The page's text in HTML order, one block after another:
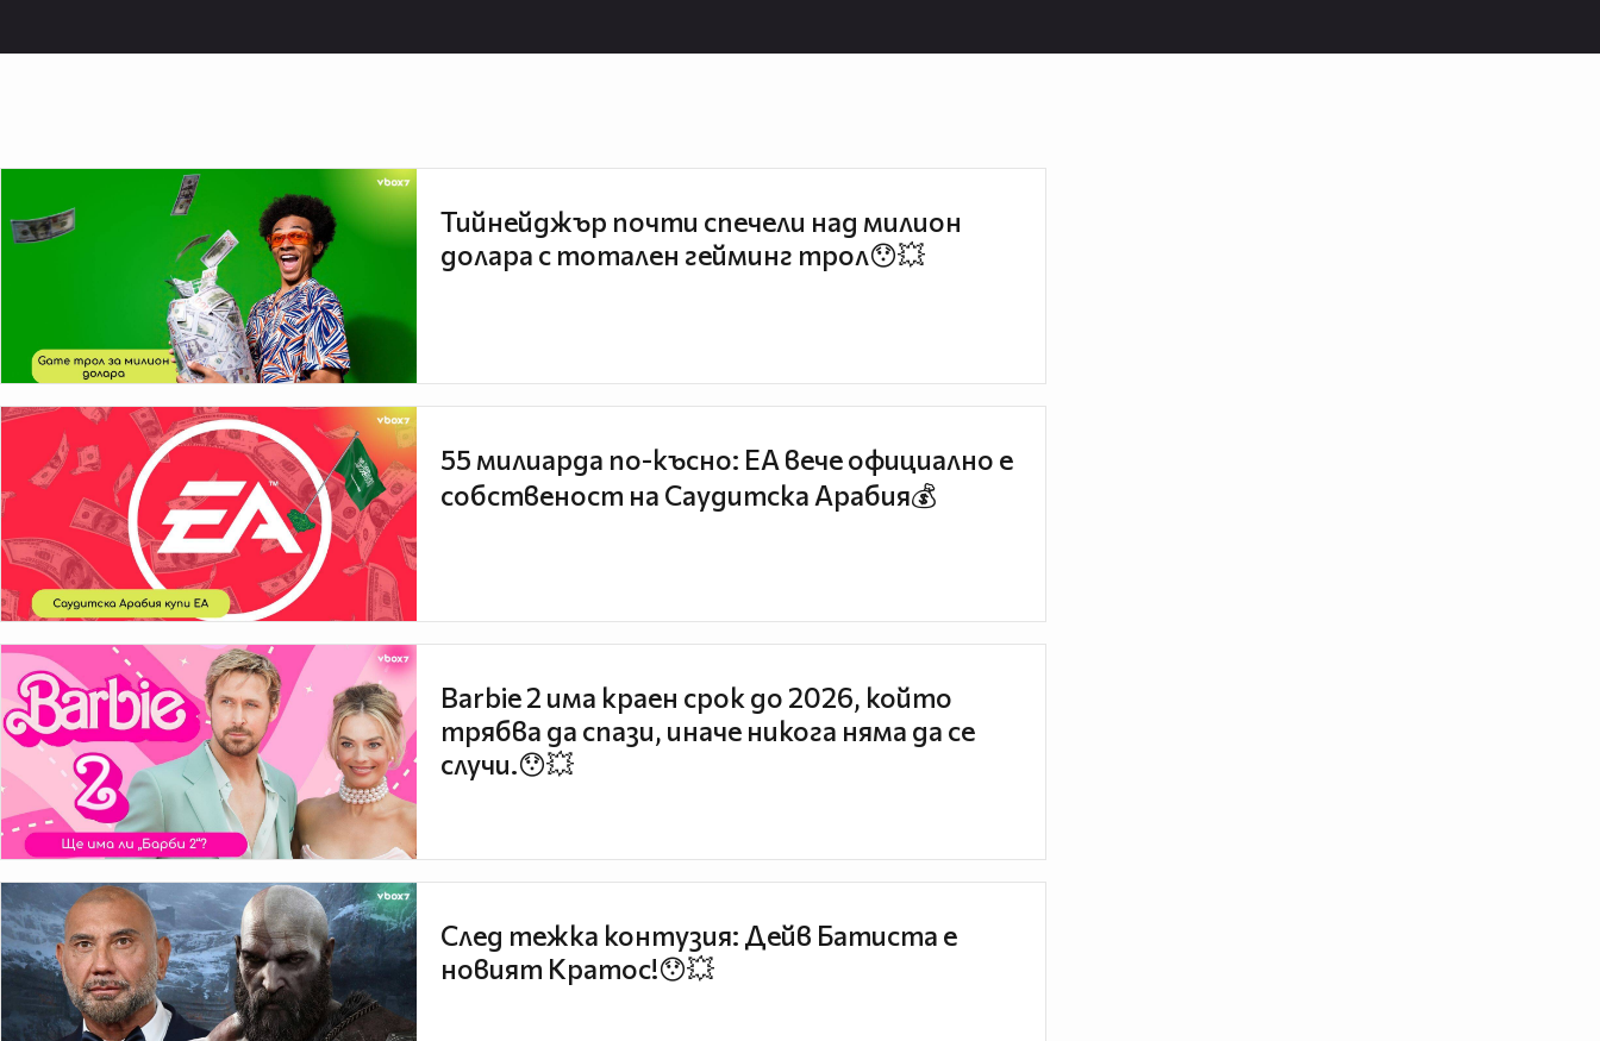
Тийнейджър почти спечели над милион
долара с тотален гейминг трол😯💥
55 милиарда по-късно: EA вече официално е
собственост на Саудитска Арабия💰
Barbie 2 има краен срок до 2026, който
трябва да спази, иначе никога няма да се
случи.😯💥
След тежка контузия: Дейв Батиста е
новият Кратос!😯💥